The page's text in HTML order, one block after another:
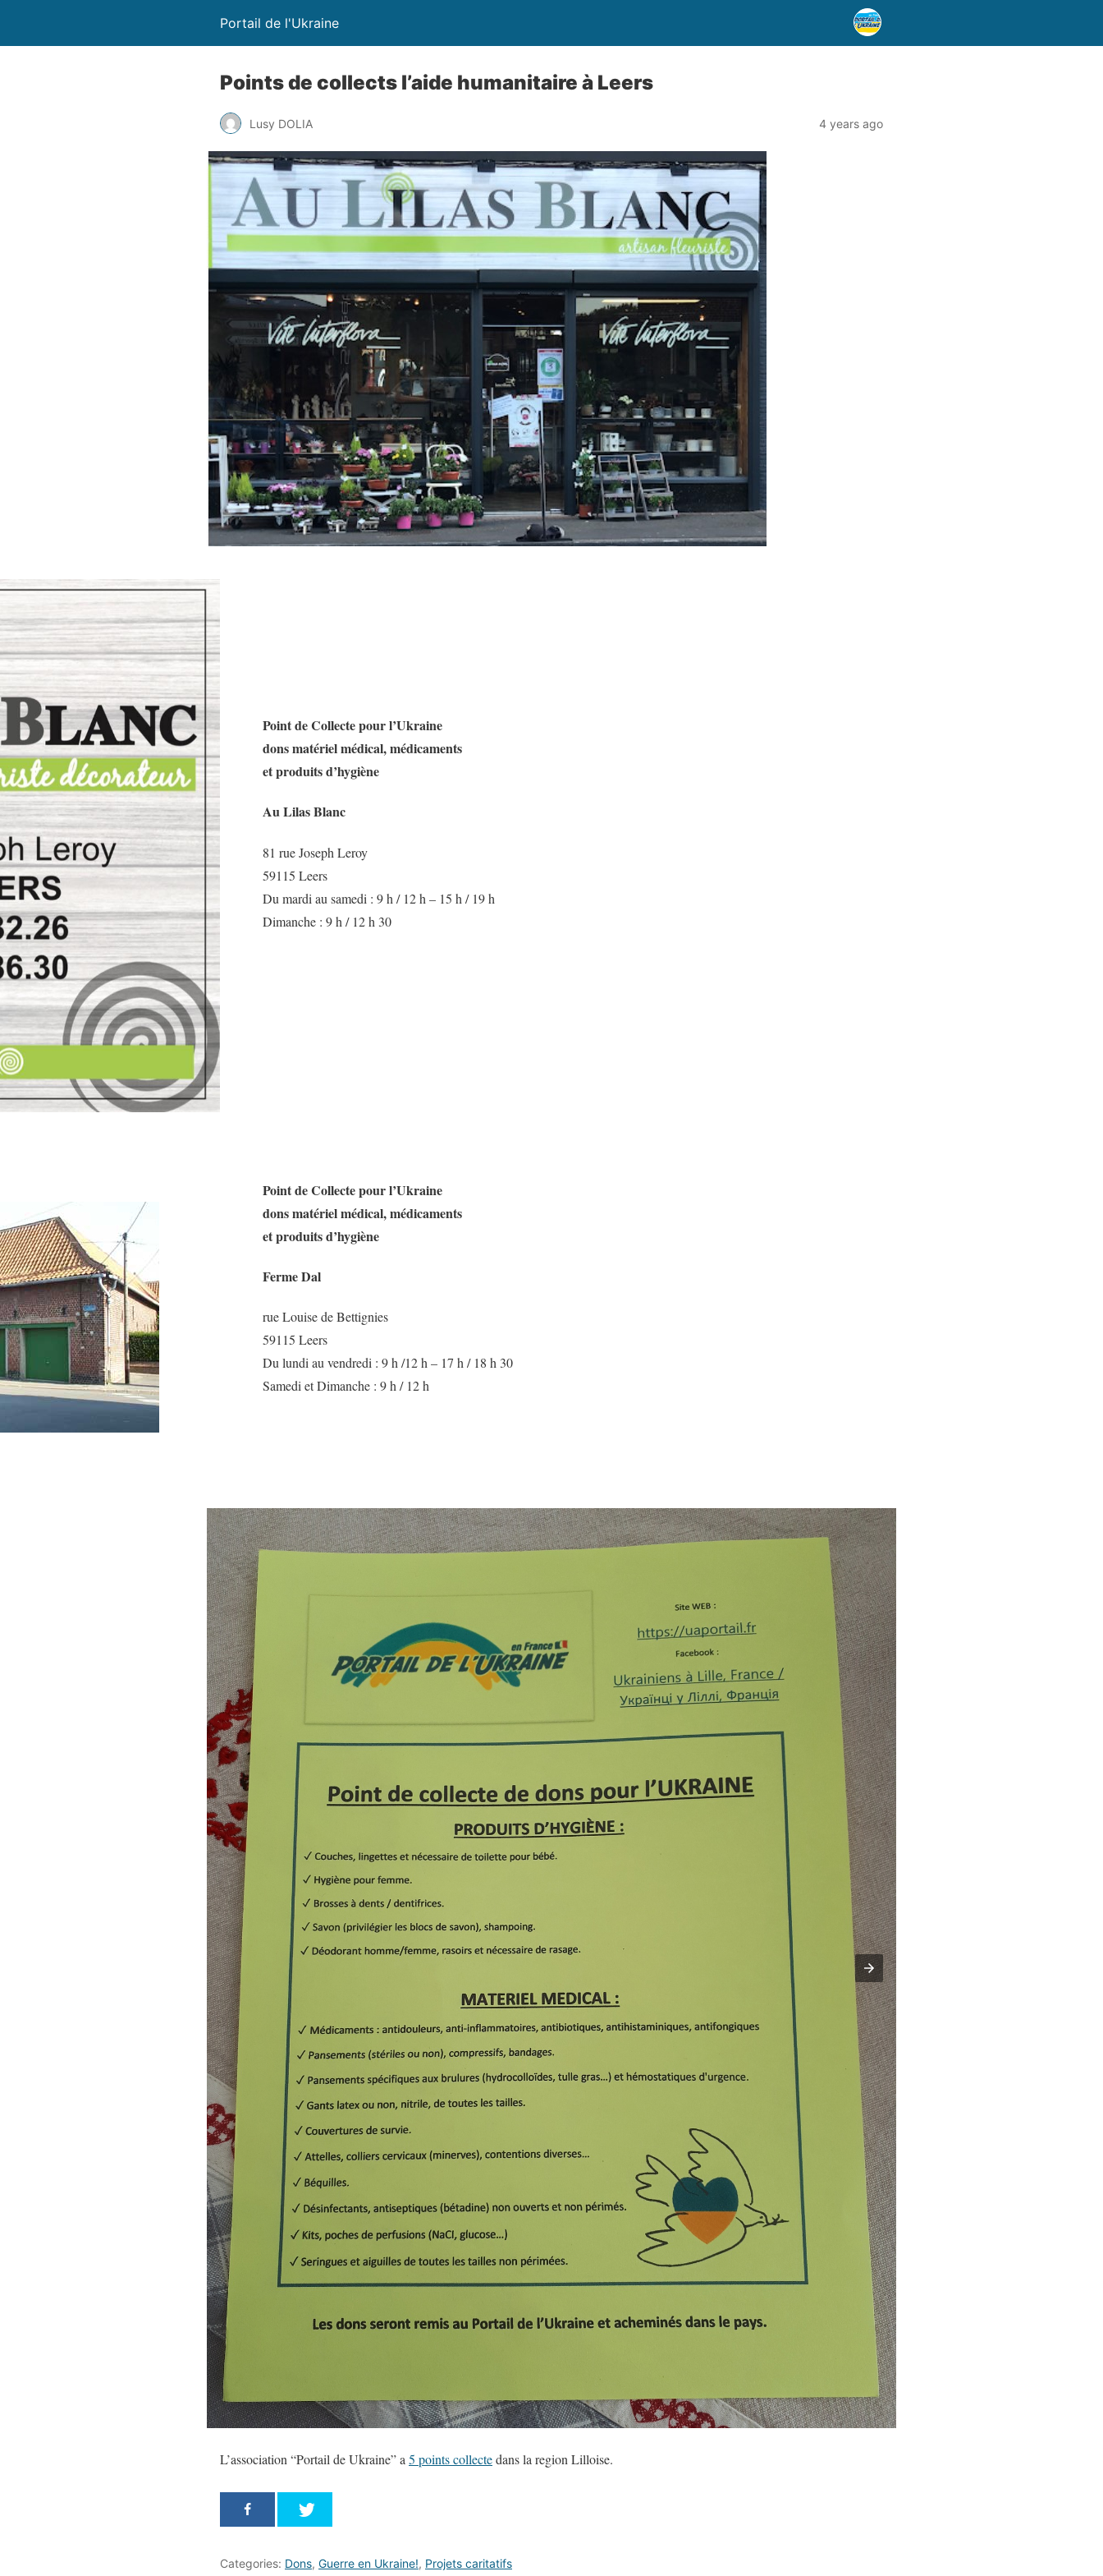
Portail de l'Ukraine
Points de collects l’aide humanitaire à Leers
Lusy DOLIA 4 years ago
Point de Collecte pour l’Ukraine
dons matériel médical, médicaments
et produits d’hygiène
Au Lilas Blanc
81 rue Joseph Leroy
59115 Leers
Du mardi au samedi : 9 h / 12 h – 15 h / 19 h
Dimanche : 9 h / 12 h 30
Point de Collecte pour l’Ukraine
dons matériel médical, médicaments
et produits d’hygiène
Ferme Dal
rue Louise de Bettignies
59115 Leers
Du lundi au vendredi : 9 h /12 h – 17 h / 18 h 30
Samedi et Dimanche : 9 h / 12 h
L’association “Portail de Ukraine” a5 points collectedans la region Lilloise.
Categories: Dons, Guerre en Ukraine!, Projets caritatifs